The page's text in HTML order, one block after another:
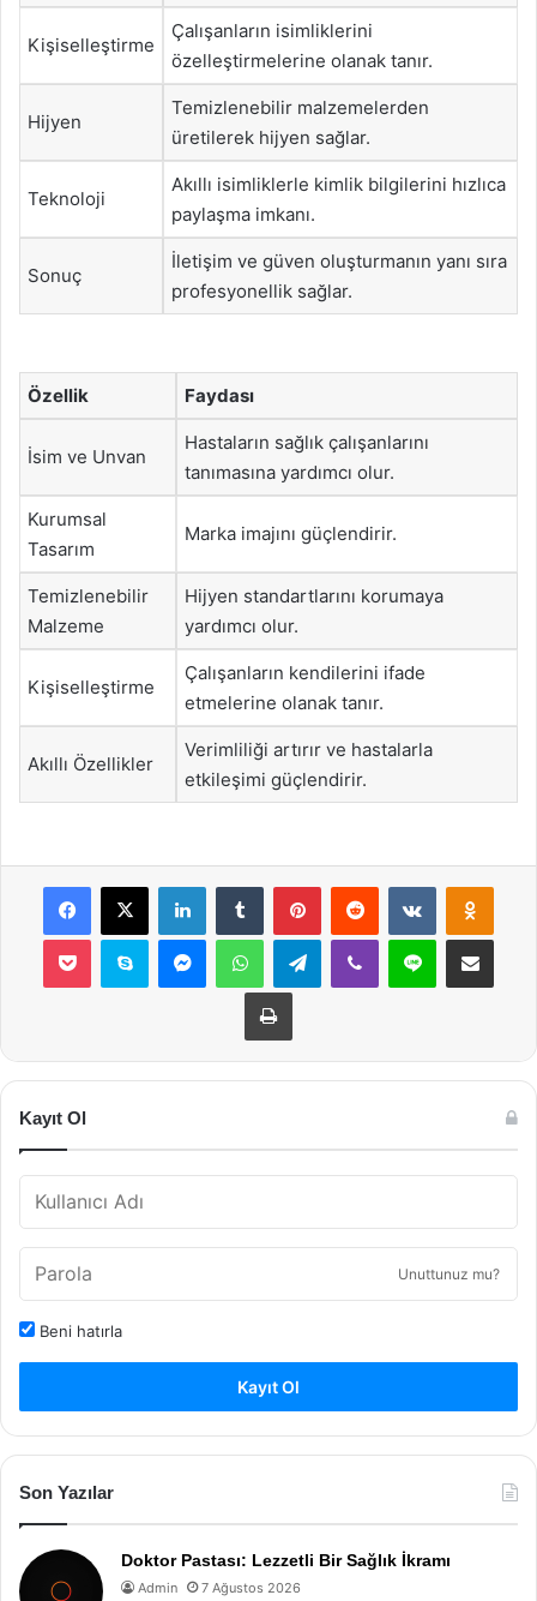
Kişiselleştirme
Çalışanların isimliklerini
özelleştirmelerine olanak tanır.
Hijyen
Temizlenebilir malzemelerden
üretilerek hijyen sağlar.
Teknoloji
Akıllı isimliklerle kimlik bilgilerini hızlıca
paylaşma imkanı.
Sonuç
İletişim ve güven oluşturmanın yanı sıra
profesyonellik sağlar.
Özellik Faydası
İsim ve Unvan
Hastaların sağlık çalışanlarını
tanımasına yardımcı olur.
Kurumsal
Tasarım
Marka imajını güçlendirir.
Temizlenebilir
Malzeme
Hijyen standartlarını korumaya
yardımcı olur.
Kişiselleştirme
Çalışanların kendilerini ifade
etmelerine olanak tanır.
Akıllı Özellikler
Verimliliği artırır ve hastalarla
etkileşimi güçlendirir.
Facebook
X LinkedInTumblr PinterestReddit VKontakte
Pocket Skype MessengerWhatsAppTelegramViber Line E-Posta ile
Yazdır
Kayıt Ol
Unuttunuz mu?
Beni hatırla
Kayıt Ol
Son Yazılar
Doktor Pastası: Lezzetli Bir Sağlık İkramı
Admin 7 Ağustos 2026